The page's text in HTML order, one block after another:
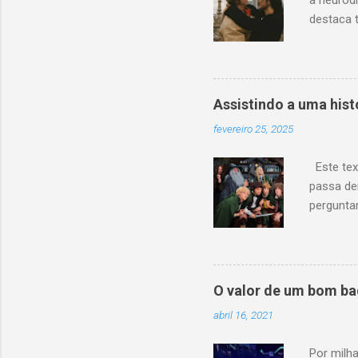
destaca
cativou
Assistindo a uma
fevereiro 25, 2025
Este
passa
fazer
ver com
O valor de um bom
abril 16, 2021
Por